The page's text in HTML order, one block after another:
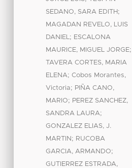
SEDANO, SARA EDITH;
MAGADAN REVELO, LUIS
DANIEL ; ESCALONA
MAURICE, MIGUEL JORGE;
TAVERA CORTES, MARIA
ELENA;Cobos Morantes,
Victoria; PIÑA CANO,
MARIO; PEREZ SANCHEZ,
SANDRA LAURA;
GONZALEZ ELIAS, J.
MARTIN ; RUCOBA
GARCIA, ARMANDO;
GUTIERREZ ESTRADA,